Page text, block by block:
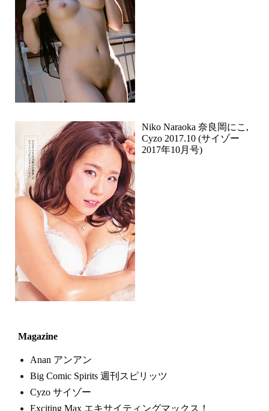
Niko Naraoka 奈良岡にこ,
Cyzo 2017.10 (サイゾー
2017年10月号)
Magazine
Anan アンアン
Big Comic Spirits 週刊スピリッツ
Cyzo サイゾー
Exciting Max エキサイティングマックス！